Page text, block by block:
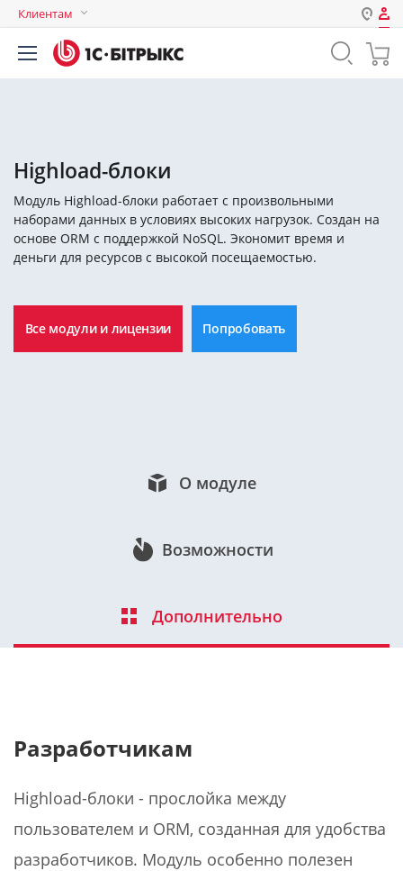
Клиентам
Авторизация
Пароль
Запомнить меня на этом
Забыли свой пароль?
Highload-блоки
Модуль Highload-блоки работает с произвольными
наборами данных в условиях высоких нагрузок. Создан на
основе ORM с поддержкой NoSQL. Экономит время и
деньги для ресурсов с высокой посещаемостью.
Все модули и лицензии Попробовать
О модуле
Возможности
Дополнительно
Разработчикам
Highload-блоки - прослойка между
пользователем и ORM, созданная для удобства
разработчиков. Модуль особенно полезен